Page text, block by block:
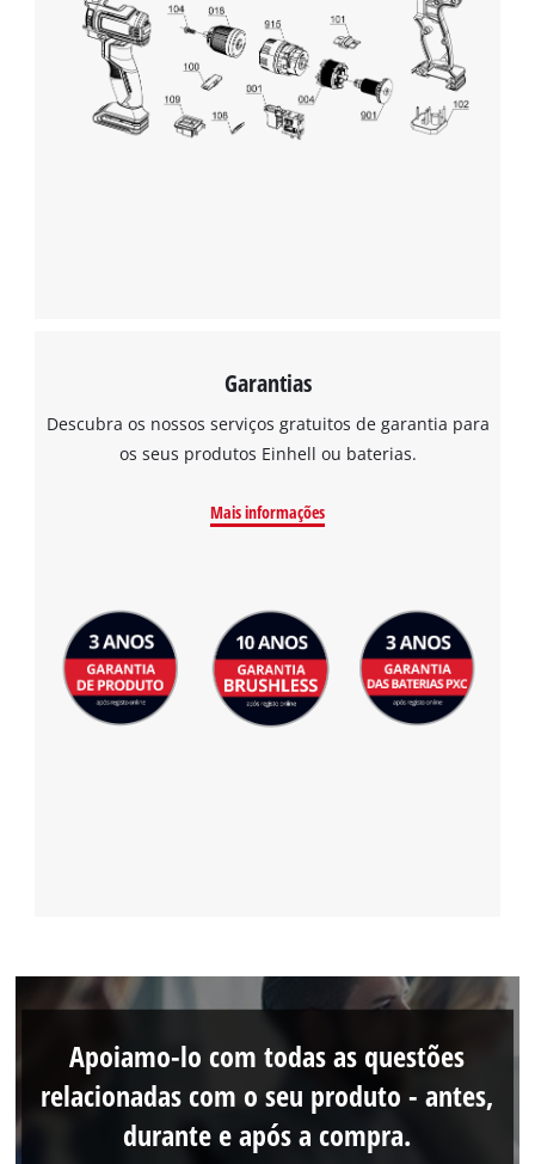
Garantias
Descubra os nossos serviços gratuitos de garantia para
os seus produtos Einhell ou baterias.
Mais informações
Apoiamo-lo com todas as questões
relacionadas com o seu produto - antes,
durante e após a compra.